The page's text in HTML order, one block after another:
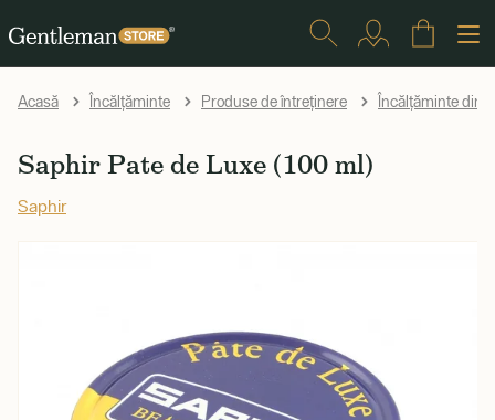
Acasă Încălțăminte Produse de întreținere Încălțăminte din
Saphir Pate de Luxe (100 ml)
Saphir